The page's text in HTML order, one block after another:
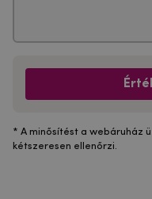
* A minősítést a webáruház
kétszeresen ellenőrzi.